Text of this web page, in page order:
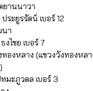
ยานนาวา
ระยูรรัตน์ เบอร์ 12
นา
งไชย เบอร์ 7
ทองหลาง (แขวงวังทองหล
มะภูวดล เบอร์ 3